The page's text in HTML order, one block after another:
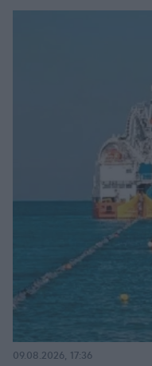
09.08.2026, 17:36